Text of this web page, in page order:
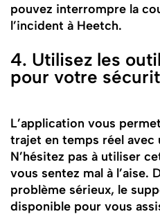
pouvez interrompre la
l’incident à Heetch.
4. Utilisez les
pour votre
L’application vous
trajet en temps réel avec
N’hésitez pas à utiliser
vous sentez mal à l’aise.
problème sérieux, le
disponible pour vous